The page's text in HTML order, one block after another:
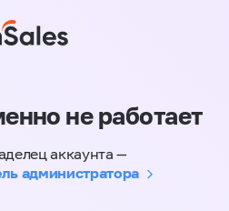
не работает
аккаунта —
администратора